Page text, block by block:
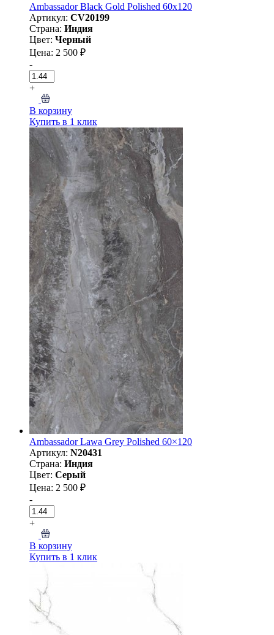
Ambassador Black Gold Polished 60x120
Артикул: CV20199
Страна: Индия
Цвет: Черный
Цена: 2 500 ₽
-
+
В корзину
Купить в 1 клик
Ambassador Lawa Grey Polished 60×120
Артикул: N20431
Страна: Индия
Цвет: Серый
Цена: 2 500 ₽
-
+
В корзину
Купить в 1 клик